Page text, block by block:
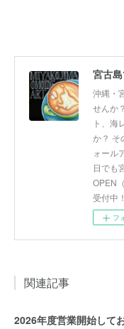
沖縄・
せんか
ト、海
か？ そ
ォール
日でも
OPEN
受付中
フ
関連記事
2026年度営業開始して